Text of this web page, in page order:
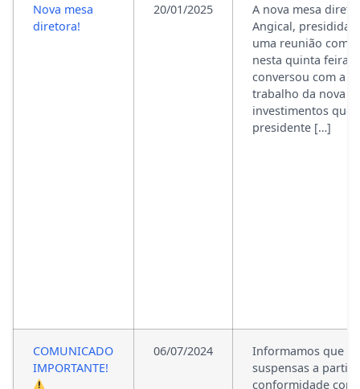
Nova mesa
diretora!
20/01/2025
A nova mesa
Angical, presidida
uma reunião com
nesta quinta feira,
conversou com a
trabalho da nova
investimentos que
presidente […]
COMUNICADO
IMPORTANTE!
06/07/2024
Informamos que
suspensas a partir
conformidade com